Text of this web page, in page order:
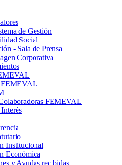
de Gestión
Social
- Sala de Prensa
Corporativa
FEMEVAL
FEMEVAL
Institucional
Económica
y Ayudas recibidas